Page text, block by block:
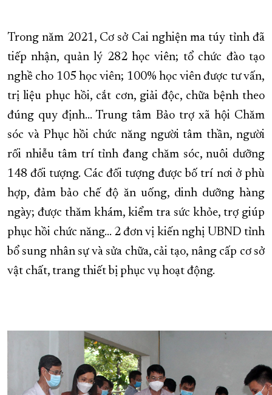
Trong năm 2021, Cơ sở Cai nghiện ma túy tỉnh đã
tiếp nhận, quản lý 282 học viên; tổ chức đào tạo
nghề cho 105 học viên; 100% học viên được tư vấn,
trị liệu phục hồi, cắt cơn, giải độc, chữa bệnh theo
đúng quy định… Trung tâm Bảo trợ xã hội Chăm
sóc và Phục hồi chức năng người tâm thần, người
rối nhiễu tâm trí tỉnh đang chăm sóc, nuôi dưỡng
148 đối tượng. Các đối tượng được bố trí nơi ở phù
hợp, đảm bảo chế độ ăn uống, dinh dưỡng hàng
ngày; được thăm khám, kiểm tra sức khỏe, trợ giúp
phục hồi chức năng… 2 đơn vị kiến nghị UBND tỉnh
bổ sung nhân sự và sửa chữa, cải tạo, nâng cấp cơ sở
vật chất, trang thiết bị phục vụ hoạt động.